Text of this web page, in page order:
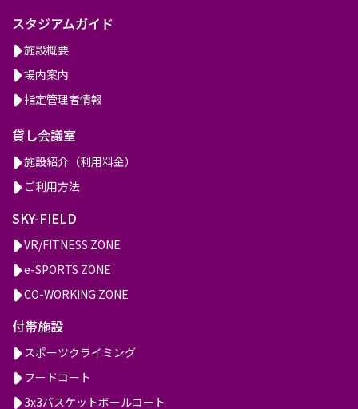
スタジアムガイド
施設概要
場内案内
指定管理者情報
貸し会議室
施設紹介（利用料金）
ご利用方法
SKY-FIELD
VR/FITNESS ZONE
e-SPORTS ZONE
CO-WORKING ZONE
付帯施設
スポーツクライミング
フードコート
3x3バスケットボールコート